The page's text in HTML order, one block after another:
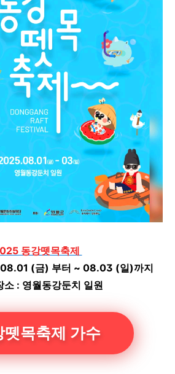
동강뗏목축제
(금) 부터 ~ 08.03 (일)까지
소 : 영월동강둔치 일원
뗏목축제 가수